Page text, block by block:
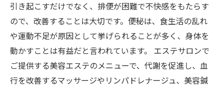
引き起こすだけでなく、排便が困難で不快感をもたらす
ので、改善することは大切です。便秘は、食生活の乱れ
や運動不足が原因として挙げられることが多く、身体を
動かすことは有益だと言われています。 エステサロンで
ご提供する美容エステのメニューで、代謝を促進し、血
行を改善するマッサージやリンパドレナージュ、美容鍼